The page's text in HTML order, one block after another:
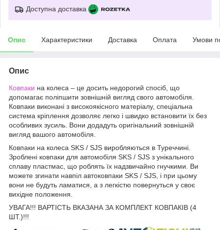
Доступна доставка
Опис Характеристики Доставка Оплата Умови
Опис
Ковпаки на колеса – це досить недорогий спосіб, що
допомагає поліпшити зовнішній вигляд свого автомобіля.
Ковпаки виконані з високоякісного матеріалу, спеціальна
система кріплення дозволяє легко і швидко встановити їх без
особливих зусиль. Вони додадуть оригінальний зовнішній
вигляд вашого автомобіля.
Ковпаки на колеса SKS / SJS виробляються в Туреччині.
Зроблені ковпаки для автомобіля SKS / SJS з унікального
сплаву пластмас, що роблять їх надзвичайно гнучкими. Ви
можете згинати навпіл автоковпаки SKS / SJS, і при цьому
вони не будуть ламатися, а з легкістю повернуться у своє
вихідне положення.
УВАГА!!! ВАРТІСТЬ ВКАЗАНА ЗА КОМПЛЕКТ КОВПАКІВ (4
ШТ.)!!!